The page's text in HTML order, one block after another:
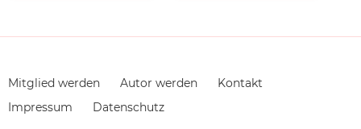
Navigation
überspringen
Mitglied werden Autor werden
Kontakt
Impressum
Datenschutz